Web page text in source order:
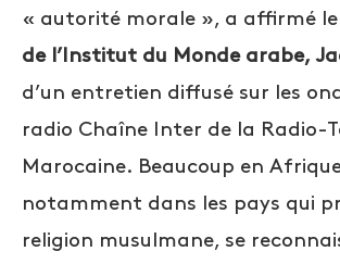
« autorité morale », a affirmé le
de l’Institut du Monde arabe,
d’un entretien diffusé sur les
radio Chaîne Inter de la Radio-
Marocaine. Beaucoup en
notamment dans les pays qui
religion musulmane, se